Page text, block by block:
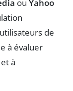
ou Yahoo
de
à évaluer
à